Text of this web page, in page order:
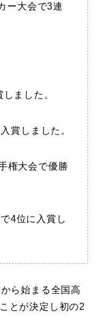
ー大会で3連
ました。
賞しました。
権大会で優勝
4位に入賞し
ら始まる全国高
とが決定し初の2